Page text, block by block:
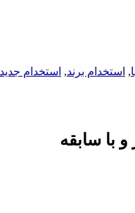
, استخدام برند, استخدام جدید
و با سابقه